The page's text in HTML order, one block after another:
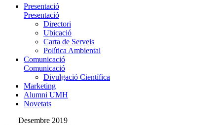
Presentació
Presentació
Directori
Ubicació
Carta de Serveis
Política Ambiental
Comunicació
Comunicació
Divulgació Científica
Marketing
Alumni UMH
Novetats
Desembre 2019